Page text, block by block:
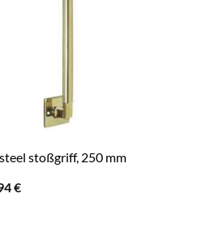
stoßgriff, 250 mm
€